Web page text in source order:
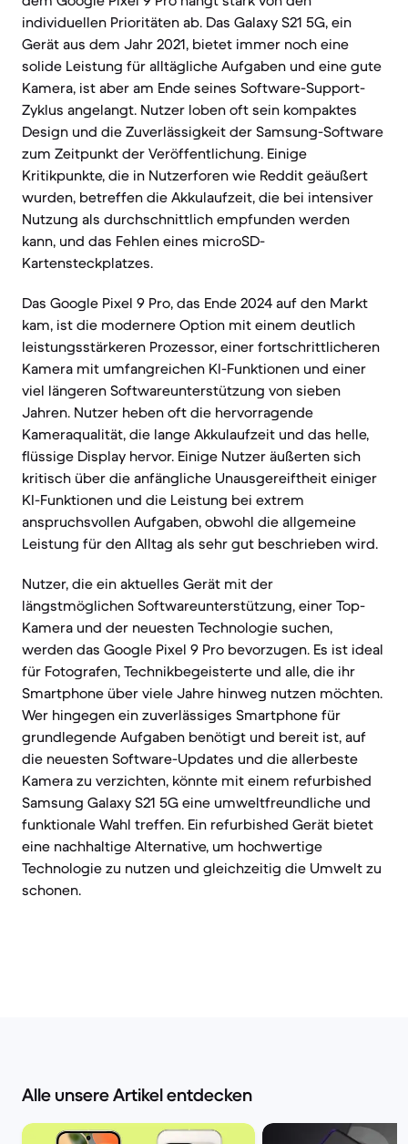
individuellen Prioritäten ab. Das Galaxy S21 5G, ein
Gerät aus dem Jahr 2021, bietet immer noch eine
solide Leistung für alltägliche Aufgaben und eine gute
Kamera, ist aber am Ende seines Software-Support-
Zyklus angelangt. Nutzer loben oft sein kompaktes
Design und die Zuverlässigkeit der Samsung-Software
zum Zeitpunkt der Veröffentlichung. Einige
Kritikpunkte, die in Nutzerforen wie Reddit geäußert
wurden, betreffen die Akkulaufzeit, die bei intensiver
Nutzung als durchschnittlich empfunden werden
kann, und das Fehlen eines microSD-
Kartensteckplatzes.
Das Google Pixel 9 Pro, das Ende 2024 auf den Markt
kam, ist die modernere Option mit einem deutlich
leistungsstärkeren Prozessor, einer fortschrittlicheren
Kamera mit umfangreichen KI-Funktionen und einer
viel längeren Softwareunterstützung von sieben
Jahren. Nutzer heben oft die hervorragende
Kameraqualität, die lange Akkulaufzeit und das helle,
flüssige Display hervor. Einige Nutzer äußerten sich
kritisch über die anfängliche Unausgereiftheit einiger
KI-Funktionen und die Leistung bei extrem
anspruchsvollen Aufgaben, obwohl die allgemeine
Leistung für den Alltag als sehr gut beschrieben wird.
Nutzer, die ein aktuelles Gerät mit der
längstmöglichen Softwareunterstützung, einer Top-
Kamera und der neuesten Technologie suchen,
werden das Google Pixel 9 Pro bevorzugen. Es ist ideal
für Fotografen, Technikbegeisterte und alle, die ihr
Smartphone über viele Jahre hinweg nutzen möchten.
Wer hingegen ein zuverlässiges Smartphone für
grundlegende Aufgaben benötigt und bereit ist, auf
die neuesten Software-Updates und die allerbeste
Kamera zu verzichten, könnte mit einem refurbished
Samsung Galaxy S21 5G eine umweltfreundliche und
funktionale Wahl treffen. Ein refurbished Gerät bietet
eine nachhaltige Alternative, um hochwertige
Technologie zu nutzen und gleichzeitig die Umwelt zu
schonen.
Alle unsere Artikel entdecken